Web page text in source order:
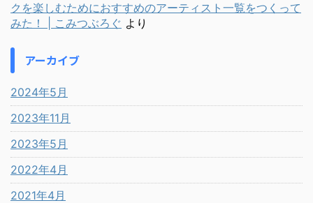
クを楽しむためにおすすめのアーティスト一覧をつくって
みた！ | こみつぶろぐ より
アーカイブ
2024年5月
2023年11月
2023年5月
2022年4月
2021年4月